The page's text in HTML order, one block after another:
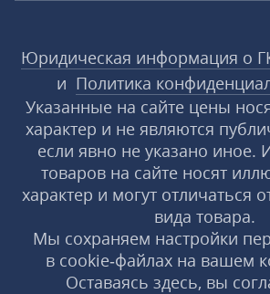
Юридическая информация о
и Политика
Указанные на сайте цены
характер и не являются
если явно не указано иное.
товаров на сайте носят
характер и могут отличаться
вида товара.
Мы сохраняем настройки
в cookie‑файлах на вашем
Оставаясь здесь, вы